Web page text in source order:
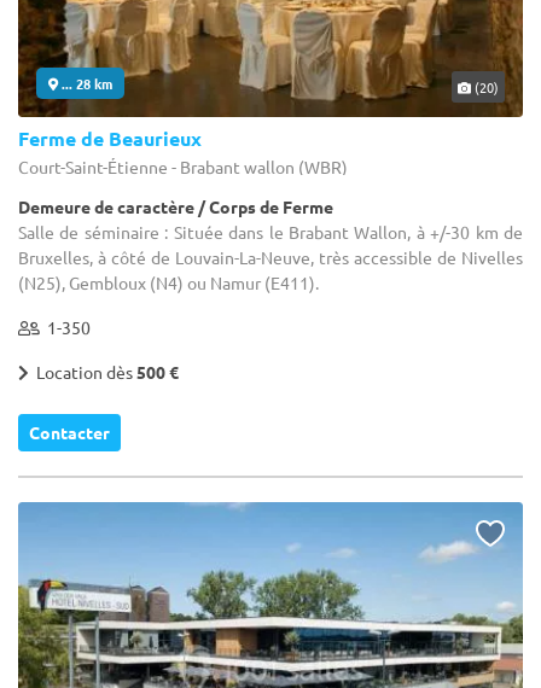
... 28 km (20)
Ferme de Beaurieux
Court-Saint-Étienne - Brabant wallon (WBR)
Demeure de caractère / Corps de Ferme
Salle de séminaire : Située dans le Brabant Wallon, à +/-30 km de
Bruxelles, à côté de Louvain-La-Neuve, très accessible de Nivelles
(N25), Gembloux (N4) ou Namur (E411).
1-350
Location dès500 €
Contacter